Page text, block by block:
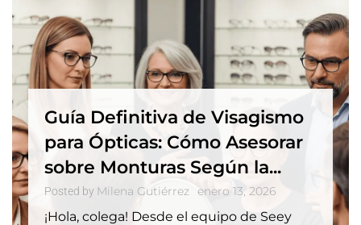
Guía Definitiva de Visagismo
para Ópticas: Cómo Asesorar
sobre Monturas Según la...
Posted by Milena Gutiérrez enero 13, 2026
¡Hola, colega! Desde el equipo de Seey